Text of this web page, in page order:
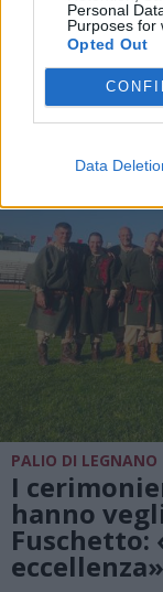
Personal
Purposes for
Opted Out
Data
salute di
Palio 2023,
sul fronte
PALIO DI LEGNANO
I
hanno
Fuschetto:
eccellenza»